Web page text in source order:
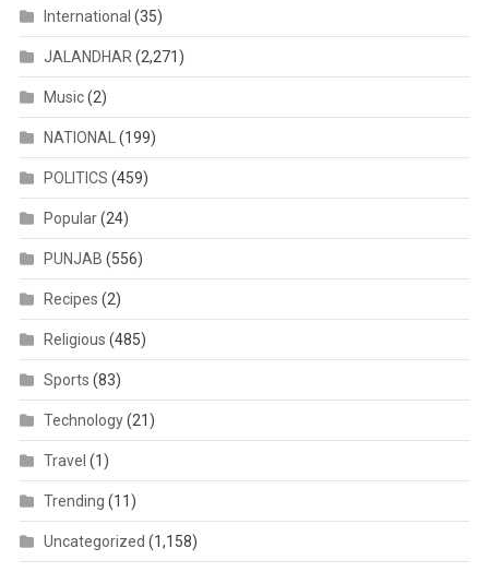
International (35)
JALANDHAR(2,271)
Music(2)
NATIONAL(199)
POLITICS (459)
Popular(24)
PUNJAB (556)
Recipes (2)
Religious (485)
Sports (83)
Technology(21)
Travel (1)
Trending (11)
Uncategorized (1,158)